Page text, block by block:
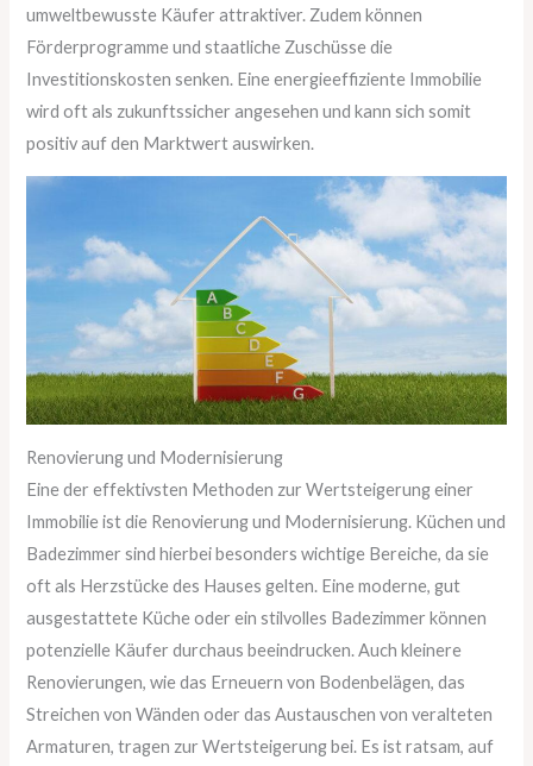
umweltbewusste Käufer attraktiver. Zudem können
Förderprogramme und staatliche Zuschüsse die
Investitionskosten senken. Eine energieeffiziente Immobilie
wird oft als zukunftssicher angesehen und kann sich somit
positiv auf den Marktwert auswirken.
Renovierung und Modernisierung
Eine der effektivsten Methoden zur Wertsteigerung einer
Immobilie ist die Renovierung und Modernisierung. Küchen und
Badezimmer sind hierbei besonders wichtige Bereiche, da sie
oft als Herzstücke des Hauses gelten. Eine moderne, gut
ausgestattete Küche oder ein stilvolles Badezimmer können
potenzielle Käufer durchaus beeindrucken. Auch kleinere
Renovierungen, wie das Erneuern von Bodenbelägen, das
Streichen von Wänden oder das Austauschen von veralteten
Armaturen, tragen zur Wertsteigerung bei. Es ist ratsam, auf